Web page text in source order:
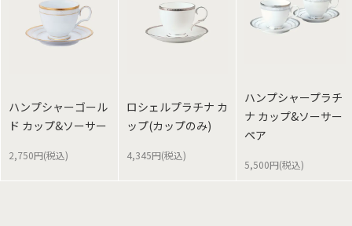
ハンプシャーゴール
ド カップ&ソーサー
2,750円(税込)
ロシェルプラチナ カ
ップ(カップのみ)
4,345円(税込)
ハンプシャープラチ
ナ カップ&ソーサー
ペア
5,500円(税込)